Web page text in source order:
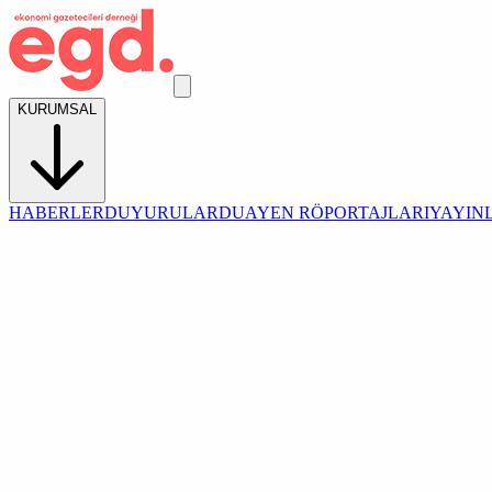
KURUMSAL
HABERLERDUYURULARDUAYEN RÖPORTAJLARI